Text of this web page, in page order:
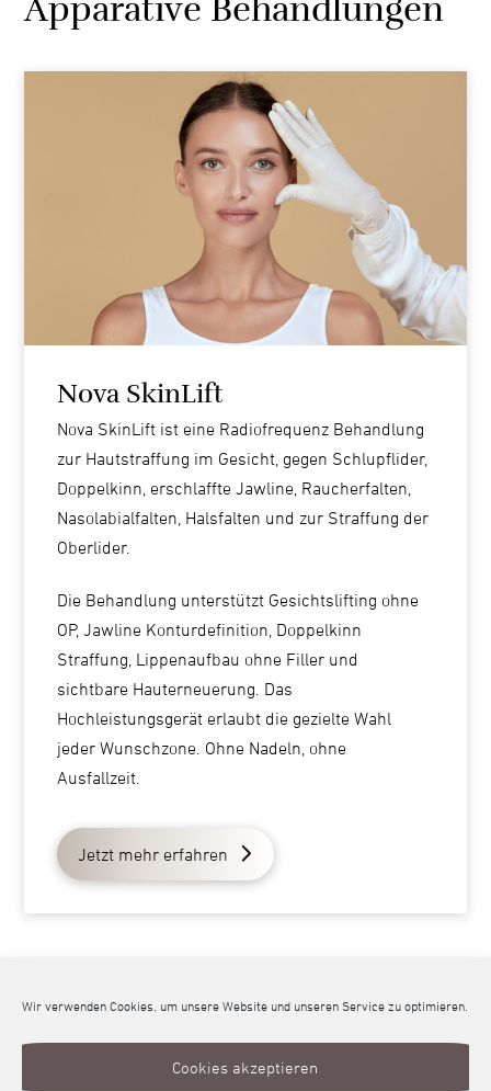
Wir verwenden Cookies, um unsere Website und unseren Service zu optimieren.
Cookies akzeptieren
Apparative Behandlungen
Nova SkinLift
Nova SkinLift ist eine Radiofrequenz Behandlung
zur Hautstraffung im Gesicht, gegen Schlupflider,
Doppelkinn, erschlaffte Jawline, Raucherfalten,
Nasolabialfalten, Halsfalten und zur Straffung der
Oberlider.
Die Behandlung unterstützt Gesichtslifting ohne
OP, Jawline Konturdefinition, Doppelkinn
Straffung, Lippenaufbau ohne Filler und
sichtbare Hauterneuerung. Das
Hochleistungsgerät erlaubt die gezielte Wahl
jeder Wunschzone. Ohne Nadeln, ohne
Ausfallzeit.
Jetzt mehr erfahren